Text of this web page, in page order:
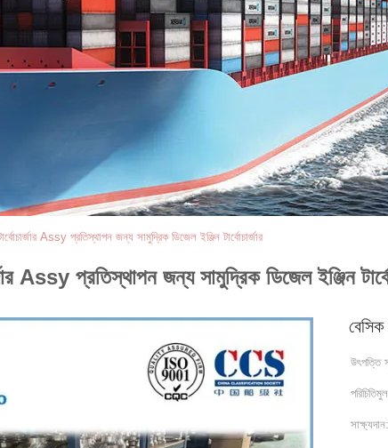
Assy প্রতিস্থাপন জন্য সামুদ্রিক ডিজেল ইঞ্জিন টার্বোচার্জার
Assy প্রতিস্থাপন জন্য সামুদ্রিক ডিজেল ইঞ্জিন
উৎপত্তি
সাক্ষ্যদান: